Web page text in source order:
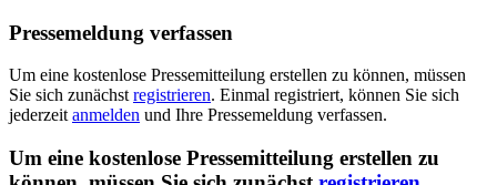
Pressemeldung verfassen
Um eine kostenlose Pressemitteilung erstellen zu können, müssen
Sie sich zunächst registrieren. Einmal registriert, können Sie sich
jederzeit anmelden und Ihre Pressemeldung verfassen.
Um eine kostenlose Pressemitteilung erstellen zu